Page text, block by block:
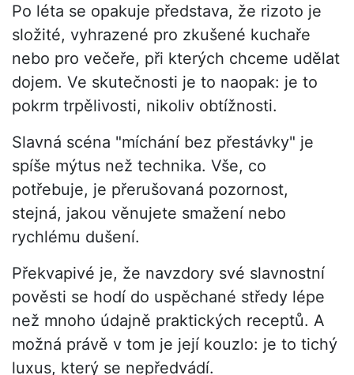
Po léta se opakuje představa, že rizoto je
složité, vyhrazené pro zkušené kuchaře
nebo pro večeře, při kterých chceme udělat
dojem. Ve skutečnosti je to naopak: je to
pokrm trpělivosti, nikoliv obtížnosti.
Slavná scéna "míchání bez přestávky" je
spíše mýtus než technika. Vše, co
potřebuje, je přerušovaná pozornost,
stejná, jakou věnujete smažení nebo
rychlému dušení.
Překvapivé je, že navzdory své slavnostní
pověsti se hodí do uspěchané středy lépe
než mnoho údajně praktických receptů. A
možná právě v tom je její kouzlo: je to tichý
luxus, který se nepředvádí.